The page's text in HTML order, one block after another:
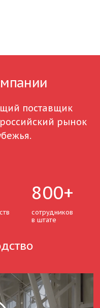
поставщик
рынок
800+
сотрудников
в штате